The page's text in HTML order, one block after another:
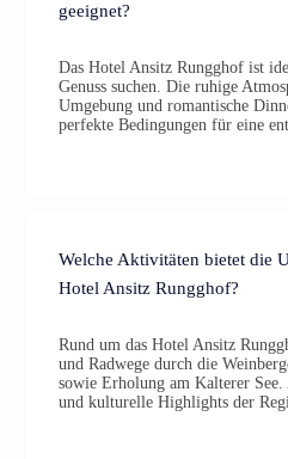
geeignet?
Das Hotel Ansitz Rungghof ist
Genuss suchen. Die ruhige
Umgebung und romantische
perfekte Bedingungen für eine
Welche Aktivitäten bietet die
Hotel Ansitz Rungghof?
Rund um das Hotel Ansitz
und Radwege durch die
sowie Erholung am Kalterer
und kulturelle Highlights der